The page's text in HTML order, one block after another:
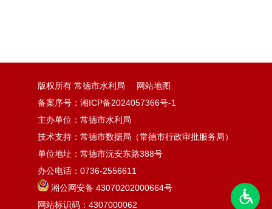
版权所有 常德市水利局
网站地图
备案序号：湘ICP备2024057366号-1
主办单位：常德市水利局
技术支持：常德市数据局（常德市行政审批服务局）
单位地址：常德市沅安东路388号
办公电话：0736-2556611
湘公网安备 43070202000664号
网站标识码：4307000062